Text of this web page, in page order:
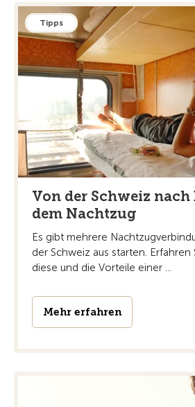
Tipps
Von der Schweiz
dem Nachtzug
Es gibt mehrere
der Schweiz aus starten. Erfahren
diese und die Vorteile einer ...
Mehr erfahren